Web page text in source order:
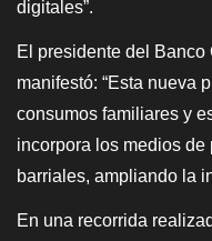
digitales”.
El presidente del
manifestó: “Esta nueva
consumos familiares y
incorpora los medios
barriales, ampliando la
En una recorrida